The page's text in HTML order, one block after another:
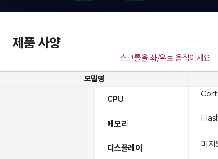
제품 사양
스크롤을 좌/우로 움직이세요
모델명
CPU
메모리
디스플레이 미지